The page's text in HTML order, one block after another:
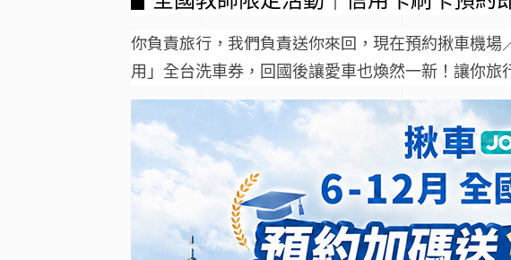
你負責旅行，我們負責送你來回，現在預約揪車機場
用」全台洗車券，回國後讓愛車也煥然一新！讓你旅